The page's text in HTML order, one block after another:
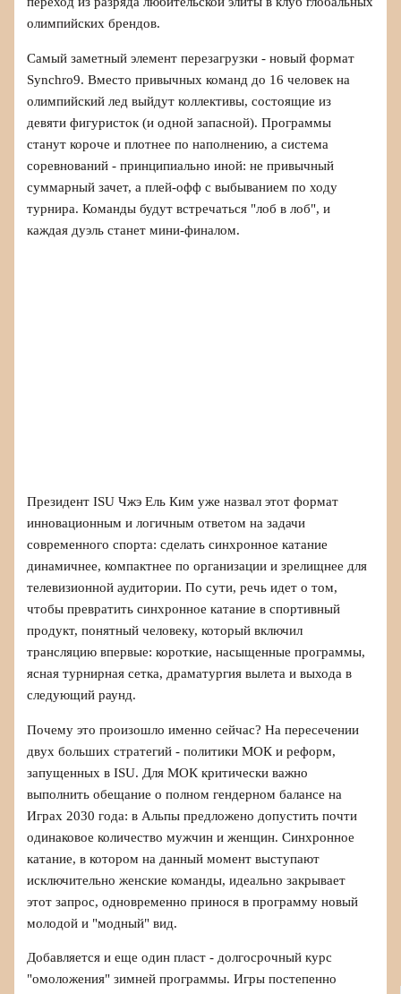
олимпийских брендов.
Самый заметный элемент перезагрузки - новый формат
Synchro9. Вместо привычных команд до 16 человек на
олимпийский лед выйдут коллективы, состоящие из
девяти фигуристок (и одной запасной). Программы
станут короче и плотнее по наполнению, а система
соревнований - принципиально иной: не привычный
суммарный зачет, а плей-офф с выбыванием по ходу
турнира. Команды будут встречаться "лоб в лоб", и
каждая дуэль станет мини-финалом.
Президент ISU Чжэ Ель Ким уже назвал этот формат
инновационным и логичным ответом на задачи
современного спорта: сделать синхронное катание
динамичнее, компактнее по организации и зрелищнее для
телевизионной аудитории. По сути, речь идет о том,
чтобы превратить синхронное катание в спортивный
продукт, понятный человеку, который включил
трансляцию впервые: короткие, насыщенные программы,
ясная турнирная сетка, драматургия вылета и выхода в
следующий раунд.
Почему это произошло именно сейчас? На пересечении
двух больших стратегий - политики МОК и реформ,
запущенных в ISU. Для МОК критически важно
выполнить обещание о полном гендерном балансе на
Играх 2030 года: в Альпы предложено допустить почти
одинаковое количество мужчин и женщин. Синхронное
катание, в котором на данный момент выступают
исключительно женские команды, идеально закрывает
этот запрос, одновременно принося в программу новый
молодой и "модный" вид.
Добавляется и еще один пласт - долгосрочный курс
"омоложения" зимней программы. Игры постепенно